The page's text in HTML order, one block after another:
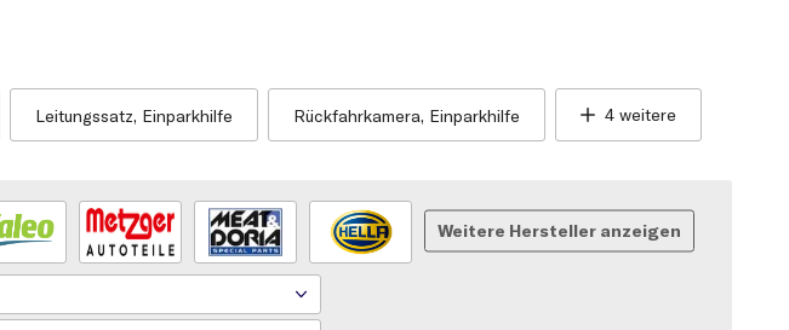
Leitungssatz, Einparkhilfe Rückfahrkamera, Einparkhilfe 4 weitere
Weitere Hersteller anzeigen